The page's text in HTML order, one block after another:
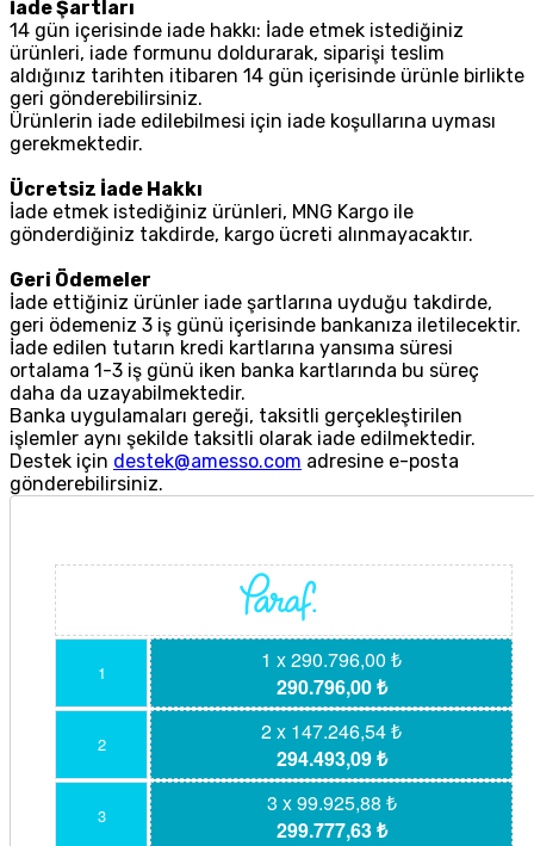
İade Şartları
14 gün içerisinde iade hakkı: İade etmek istediğiniz
ürünleri, iade formunu doldurarak, siparişi teslim
aldığınız tarihten itibaren 14 gün içerisinde ürünle birlikte
geri gönderebilirsiniz.
Ürünlerin iade edilebilmesi için iade koşullarına uyması
gerekmektedir.
Ücretsiz İade Hakkı
İade etmek istediğiniz ürünleri, MNG Kargo ile
gönderdiğiniz takdirde, kargo ücreti alınmayacaktır.
Geri Ödemeler
İade ettiğiniz ürünler iade şartlarına uyduğu takdirde,
geri ödemeniz 3 iş günü içerisinde bankanıza iletilecektir.
İade edilen tutarın kredi kartlarına yansıma süresi
ortalama 1-3 iş günü iken banka kartlarında bu süreç
daha da uzayabilmektedir.
Banka uygulamaları gereği, taksitli gerçekleştirilen
işlemler aynı şekilde taksitli olarak iade edilmektedir.
Destek için destek@amesso.com adresine e-posta
gönderebilirsiniz.
1
1 x 290.796,00 ₺
290.796,00 ₺
2
2 x 147.246,54 ₺
294.493,09 ₺
3
3 x 99.925,88 ₺
299.777,63 ₺